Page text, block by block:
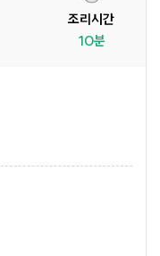
조리시간
10분